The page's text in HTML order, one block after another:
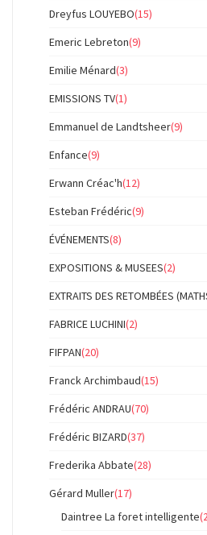
Dreyfus LOUYEBO(15)
Emeric Lebreton(9)
Emilie Ménard(3)
EMISSIONS TV(1)
Emmanuel de Landtsheer(9)
Enfance(9)
Erwann Créac'h(12)
Esteban Frédéric(9)
ÉVÉNEMENTS(8)
EXPOSITIONS & MUSEES(2)
EXTRAITS DES RETOMBÉES
FABRICE LUCHINI(2)
FIFPAN(20)
Franck Archimbaud(15)
Frédéric ANDRAU(70)
Frédéric BIZARD(37)
Frederika Abbate(28)
Gérard Muller(17)
Daintree La foret intelligente